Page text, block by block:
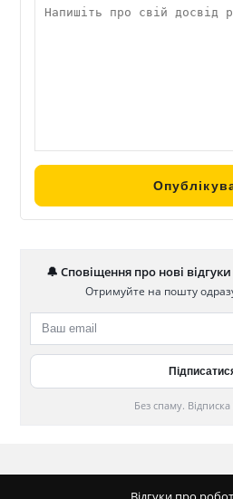
🔔 Сповіщення про нові
Отримуйте на пошту одразу
Без спаму. Відписка